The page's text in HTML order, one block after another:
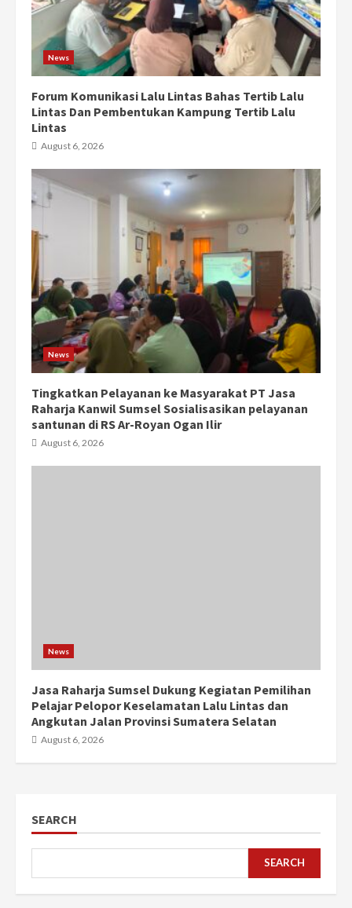
News
Forum Komunikasi Lalu Lintas Bahas Tertib Lalu
Lintas Dan Pembentukan Kampung Tertib Lalu
Lintas
August 6, 2026
News
Tingkatkan Pelayanan ke Masyarakat PT Jasa
Raharja Kanwil Sumsel Sosialisasikan pelayanan
santunan di RS Ar-Royan Ogan Ilir
August 6, 2026
News
Jasa Raharja Sumsel Dukung Kegiatan Pemilihan
Pelajar Pelopor Keselamatan Lalu Lintas dan
Angkutan Jalan Provinsi Sumatera Selatan
August 6, 2026
SEARCH
SEARCH